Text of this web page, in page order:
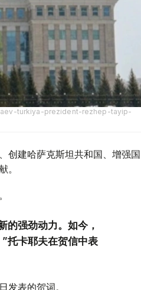
turkiya-prezident-rezhep-tayip-
创建哈萨克斯坦共和国、增强国
。
的强劲动力。如今，
托卡耶夫在贺信中表
发表的贺词。